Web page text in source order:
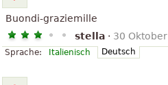
Buondi-graziemille
stella · 30
Sprache: Italienisch Deutsch